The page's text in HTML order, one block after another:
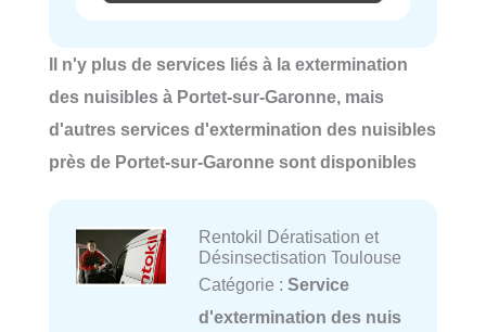
Il n'y plus de services liés à la extermination
des nuisibles à Portet-sur-Garonne, mais
d'autres services d'extermination des nuisibles
près de Portet-sur-Garonne sont disponibles
Rentokil Dératisation et
Désinsectisation Toulouse
Catégorie : Service
d'extermination des nuis